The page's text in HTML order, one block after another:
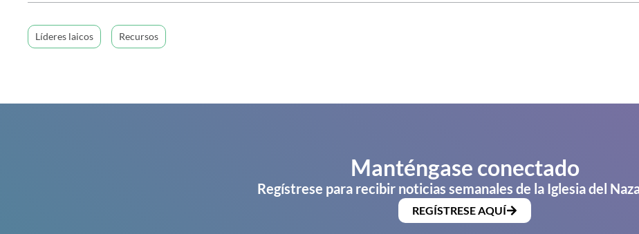
Líderes laicos Recursos
Manténgase conectado
Regístrese para recibir noticias semanales de la Iglesia del
REGÍSTRESE AQUÍ